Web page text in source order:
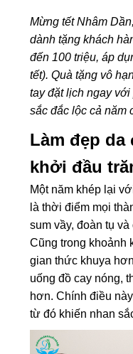
Mừng tết Nhâm
dành tặng khách
đến 100 triệu, áp
tết). Quà tặng vô
tay đặt lịch ngay
sắc đắc lộc cả năm
Làm đẹp da
khởi đầu
Một năm khép lại
là thời điểm mọi
sum vầy, đoàn tụ
Cũng trong khoảnh
gian thức khuya
uống đồ cay nóng,
hơn. Chính điều
từ đó khiến nhan